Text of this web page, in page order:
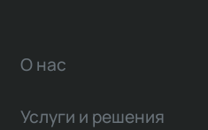
О нас
Услуги и решения